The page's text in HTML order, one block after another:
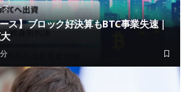
ス
ス】ブロック好決算もBTC事業失速｜